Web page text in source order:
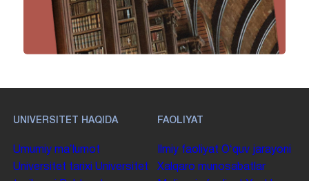
UNIVERSITET HAQIDA
Umumiy maʼlumot
Universitet tarixi Universitet
FAOLIYAT
Ilmiy faoliyat Oʻquv jarayoni
Xalqaro munosabatlar